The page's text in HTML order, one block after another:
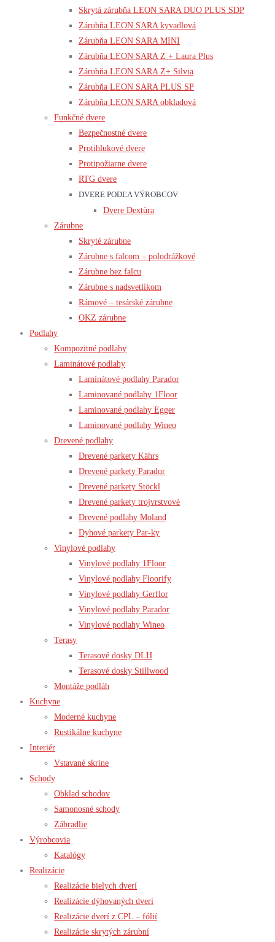
Skrytá zárubňa LEON SARA DUO PLUS SDP
Zárubňa LEON SARA kyvadlová
Zárubňa LEON SARA MINI
Zárubňa LEON SARA Z + Laura Plus
Zárubňa LEON SARA Z+ Silvia
Zárubňa LEON SARA PLUS SP
Zárubňa LEON SARA obkladová
Funkčné dvere
Bezpečnostné dvere
Protihlukové dvere
Protipožiarne dvere
RTG dvere
DVERE PODĽA VÝROBCOV
Dvere Dextüra
Zárubne
Skryté zárubne
Zárubne s falcom – polodrážkové
Zárubne bez falcu
Zárubne s nadsvetlíkom
Rámové – tesárské zárubne
OKZ zárubne
Podlahy
Kompozitné podlahy
Laminátové podlahy
Laminátové podlahy Parador
Laminované podlahy 1Floor
Laminované podlahy Egger
Laminované podlahy Wineo
Drevené podlahy
Drevené parkety Kährs
Drevené parkety Parador
Drevené parkety Stöckl
Drevené parkety trojvrstvové
Drevené podlahy Moland
Dyhové parkety Par-ky
Vinylové podlahy
Vinylové podlahy 1Floor
Vinylové podlahy Floorify
Vinylové podlahy Gerflor
Vinylové podlahy Parador
Vinylové podlahy Wineo
Terasy
Terasové dosky DLH
Terasové dosky Stillwood
Montáže podláh
Kuchyne
Moderné kuchyne
Rustikálne kuchyne
Interiér
Vstavané skrine
Schody
Obklad schodov
Samonosné schody
Zábradlie
Výrobcovia
Katalógy
Realizácie
Realizácie bielych dverí
Realizácie dýhovaných dverí
Realizácie dverí z CPL – fólií
Realizácie skrytých zárubní